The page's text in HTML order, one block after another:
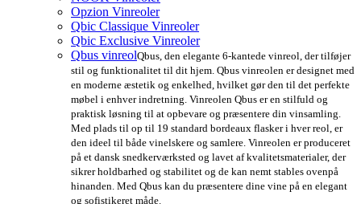
Opzion Vinreoler
Qbic Classique Vinreoler
Qbic Exclusive Vinreoler
Qbus vinreolQbus, den elegante 6-kantede vinreol, der tilføjer
stil og funktionalitet til dit hjem. Qbus vinreolen er designet med
en moderne æstetik og enkelhed, hvilket gør den til det perfekte
møbel i enhver indretning. Vinreolen Qbus er en stilfuld og
praktisk løsning til at opbevare og præsentere din vinsamling.
Med plads til op til 19 standard bordeaux flasker i hver reol, er
den ideel til både vinelskere og samlere. Vinreolen er produceret
på et dansk snedkerværksted og lavet af kvalitetsmaterialer, der
sikrer holdbarhed og stabilitet og de kan nemt stables ovenpå
hinanden. Med Qbus kan du præsentere dine vine på en elegant
og sofistikeret måde.